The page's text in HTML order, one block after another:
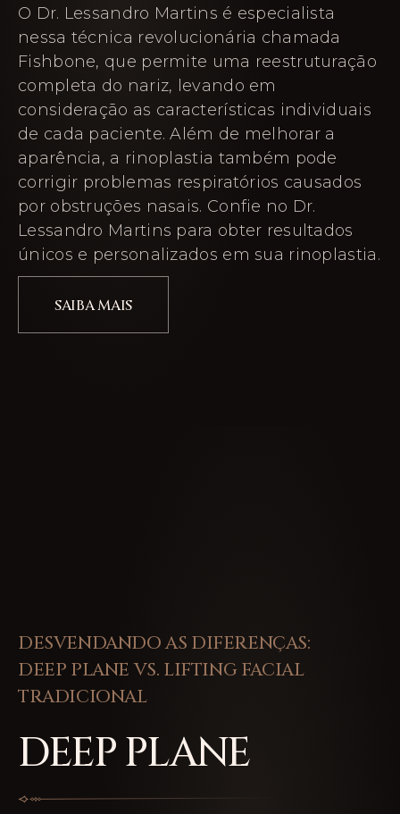
O Dr. Lessandro Martins é especialista
nessa técnica revolucionária chamada
Fishbone, que permite uma reestruturação
completa do nariz, levando em
consideração as características individuais
de cada paciente. Além de melhorar a
aparência, a rinoplastia também pode
corrigir problemas respiratórios causados
por obstruções nasais. Confie no Dr.
Lessandro Martins para obter resultados
únicos e personalizados em sua rinoplastia.
SAIBA MAIS
DESVENDANDO AS DIFERENÇAS:
DEEP PLANE VS. LIFTING FACIAL
TRADICIONAL
DEEP PLANE